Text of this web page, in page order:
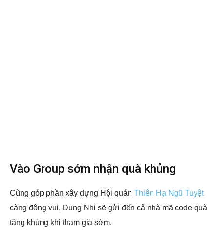
Vào Group sớm nhận quà khủng
Cùng góp phần xây dựng Hội quán Thiên Hạ Ngũ Tuyệt
càng đông vui, Dung Nhi sẽ gửi đến cả nhà mã code quà
tặng khủng khi tham gia sớm.